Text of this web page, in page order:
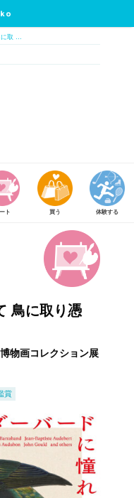
に取 …
う 体験する 食べる
鳥に取り憑
物画コレクション展
賞